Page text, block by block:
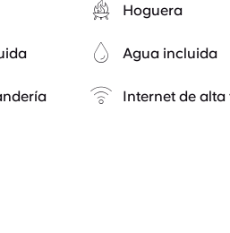
Hoguera
Agua incluida
Internet de